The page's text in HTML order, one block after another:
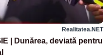
Realitatea.NET
| Dunărea, deviată pentru